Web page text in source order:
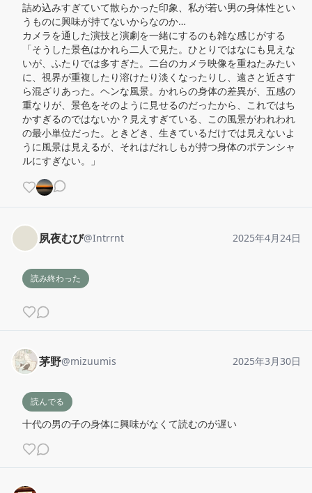
詰め込みすぎていて散らかった印象、私が若い男の身体性とい
うものに興味が持てないからなのか…
カメラを通した演技と演劇を一緒にするのも雑な感じがする
「そうした景色はかれら二人で見た。ひとりではなにも見えな
いが、ふたりでは多すぎた。二台のカメラ映像を重ねたみたい
に、視界が重複したり溶けたり淡くなったりし、遠さと近さす
ら混ざりあった。ヘンな風景。かれらの身体の差異が、五感の
重なりが、景色をそのように見せるのだったから、これではち
かすぎるのではないか？見えすぎている、この風景がわれわれ
の最小単位だった。ときどき、生きているだけでは見えないよ
うに風景は見えるが、それはだれしもが持つ身体のポテンシャ
ルにすぎない。」
夙夜むび@Intrrnt 2025年4月24日
読み終わった
茅野@mizuumis 2025年3月30日
読んでる
十代の男の子の身体に興味がなくて読むのが遅い